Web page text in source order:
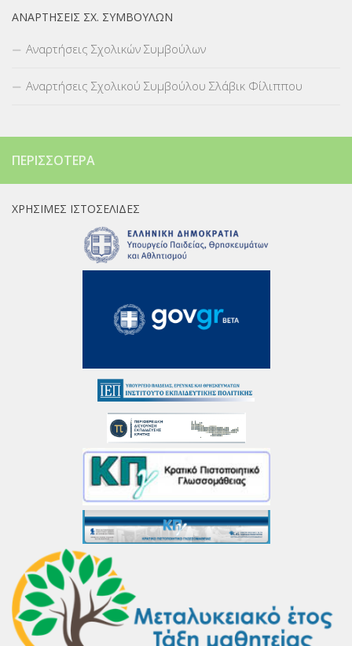
ΑΝΑΡΤΉΣΕΙΣ ΣΧ. ΣΥΜΒΟΎΛΩΝ
Αναρτήσεις Σχολικών Συμβούλων
Αναρτήσεις Σχολικού Συμβούλου Σλάβικ Φίλιππου
ΠΕΡΙΣΣΌΤΕΡΑ
ΧΡΉΣΙΜΕΣ ΙΣΤΟΣΕΛΊΔΕΣ